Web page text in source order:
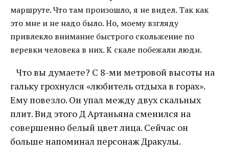
маршруте. Что там произошло, я не видел. Так как
это мне и не надо было. Но, моему взгляду
привлекло внимание быстрого скольжение по
веревки человека в них. К скале побежали люди.
Что вы думаете? С 8-ми метровой высоты на
гальку грохнулся «любитель отдыха в горах».
Ему повезло. Он упал между двух скальных
плит. Вид этого Д Артаньяна сменился на
совершенно белый цвет лица. Сейчас он
больше напоминал персонаж Дракулы.